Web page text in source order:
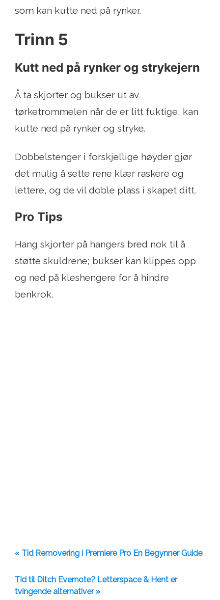
som kan kutte ned på rynker.
Trinn 5
Kutt ned på rynker og strykejern
Å ta skjorter og bukser ut av
tørketrommelen når de er litt fuktige, kan
kutte ned på rynker og stryke.
Dobbelstenger i forskjellige høyder gjør
det mulig å sette rene klær raskere og
lettere, og de vil doble plass i skapet ditt.
Pro Tips
Hang skjorter på hangers bred nok til å
støtte skuldrene; bukser kan klippes opp
og ned på kleshengere for å hindre
benkrok.
« Tid Removering i Premiere Pro En Begynner Guide
Tid til Ditch Evernote? Letterspace & Hent er
tvingende alternativer »